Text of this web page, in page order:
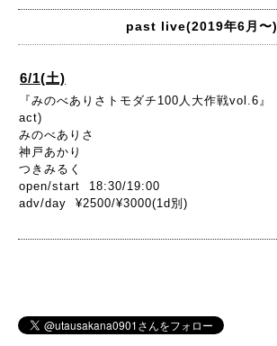
past live(2019年6月〜)
6/1(土)
『みのべありさトモダチ100人大作戦vol.6』
act)
みのべありさ
神戸あかり
つきみるく
open/start 18:30/19:00
adv/day ¥2500/¥3000(1d別)